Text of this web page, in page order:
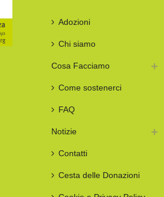
Adozioni
Chi siamo
Cosa Facciamo
Come sostenerci
FAQ
Notizie
Contatti
Cesta delle Donazioni